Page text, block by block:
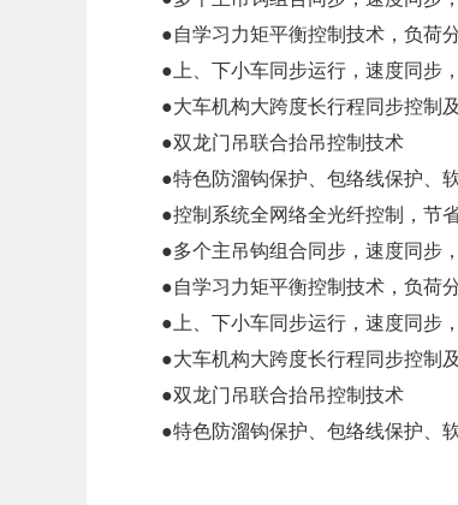
●自学习力矩平衡控制技术，负荷
●上、下小车同步运行，速度同步，
●大车机构大跨度长行程同步控制及
●双龙门吊联合抬吊控制技术
●特色防溜钩保护、包络线保护、软
●控制系统全网络全光纤控制，节省
●多个主吊钩组合同步，速度同步，
●自学习力矩平衡控制技术，负荷
●上、下小车同步运行，速度同步，
●大车机构大跨度长行程同步控制及
●双龙门吊联合抬吊控制技术
●特色防溜钩保护、包络线保护、软